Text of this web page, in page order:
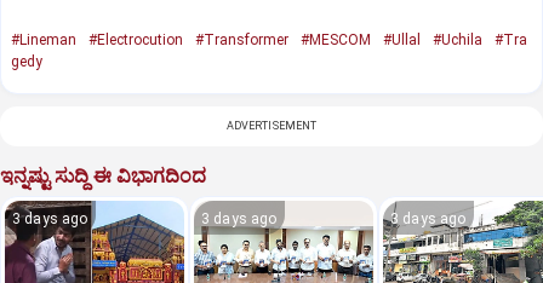
#Lineman #Electrocution #Transformer #MESCOM #Ullal #Uchila
#Tra
gedy
ADVERTISEMENT
ಇನ್ನಷ್ಟು ಸುದ್ದಿ ಈ ವಿಭಾಗದಿಂದ
3 days ago 3 days ago 3 days ago